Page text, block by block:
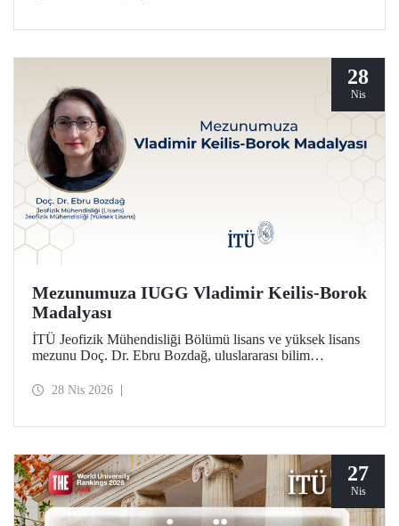
28
Nis
Mezunumuza IUGG Vladimir Keilis-Borok
Madalyası
İTÜ Jeofizik Mühendisliği Bölümü lisans ve yüksek lisans
mezunu Doç. Dr. Ebru Bozdağ, uluslararası bilim
Vladimir Keilis-Borok Madalyası’na (2026) layık görüldü.
28 Nis 2026
27
Nis